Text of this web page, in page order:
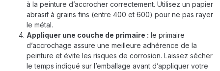
à la peinture d’accrocher correctement. Utilisez un papier
abrasif à grains fins (entre 400 et 600) pour ne pas rayer
le métal.
Appliquer une couche de primaire : le primaire
d’accrochage assure une meilleure adhérence de la
peinture et évite les risques de corrosion. Laissez sécher
le temps indiqué sur l’emballage avant d’appliquer votre